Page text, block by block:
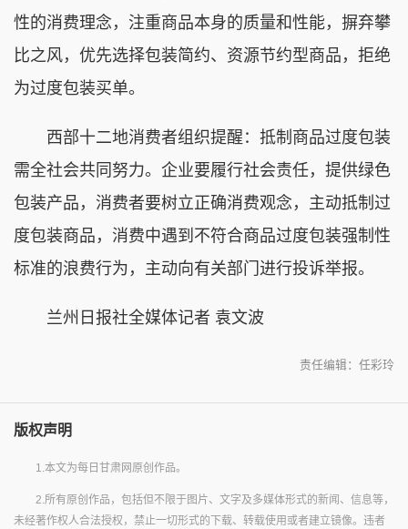
性的消费理念，注重商品本身的质量和性能，摒弃攀
比之风，优先选择包装简约、资源节约型商品，拒绝
为过度包装买单。
西部十二地消费者组织提醒：抵制商品过度包装
需全社会共同努力。企业要履行社会责任，提供绿色
包装产品，消费者要树立正确消费观念，主动抵制过
度包装商品，消费中遇到不符合商品过度包装强制性
标准的浪费行为，主动向有关部门进行投诉举报。
兰州日报社全媒体记者 袁文波
责任编辑：任彩玲
版权声明
1.本文为每日甘肃网原创作品。
2.所有原创作品，包括但不限于图片、文字及多媒体形式的新闻、信息等，
未经著作权人合法授权，禁止一切形式的下载、转载使用或者建立镜像。违者